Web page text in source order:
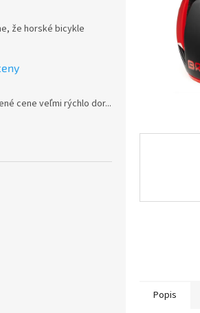
že horské bicykle
cene veľmi rýchlo dor...
Popis